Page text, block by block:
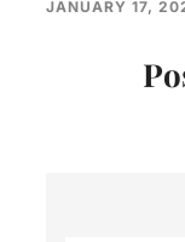
JANUARY 17,